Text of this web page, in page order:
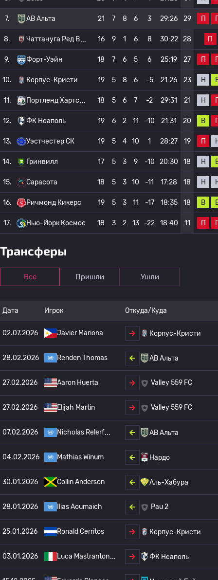
7. АВ Альта 21 7 8 6 3 29:26 29 П
8. Чаттануга Ред В 16 9 1 6 8 30:22 28 П
9. Форт-Уэйн 18 7 6 5 6 25:19 27 П
10. Корпус-Кристи 19 5 8 6 -5 21:26 23 Н
11. Портленд Хартс 18 5 6 7 -2 29:31 21 Н
12. ФК Неаполь 19 6 2 11 -10 21:31 20 В
13. Уэстчестер СК 19 5 4 10 1 28:27 19 П
14. Гринвилл 17 5 3 9 -10 20:30 18 Н
15. Сарасота 18 5 3 10 -11 17:28 18 Н
16. Ричмонд Кикерс 19 5 3 11 -17 18:35 18 В
17. Нью-Йорк Космос 18 3 2 13 -22 18:40 11 П
Трансферы
Все Пришли Ушли
Дата Игрок Откуда/Куда
02.07.2026 Javier Mariona Корпус-Кристи
28.02.2026 Renden Thomas АВ Альта
27.02.2026 Aaron Huerta Valley 559 FC
27.02.2026 Elijah Martin Valley 559 FC
07.02.2026 Nicholas Relerf АВ Альта
04.02.2026 Mathias Winum Нардо
30.01.2026 Collin Anderson Аль-Хабура
28.01.2026 Ilias Aoumaich Pau 2
25.01.2026 Ronald Cerritos Корпус-Кристи
03.01.2026 Luca Mastranton ФК Неаполь